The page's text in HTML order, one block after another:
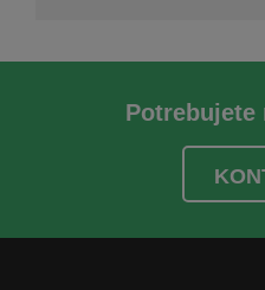
Potrebujete